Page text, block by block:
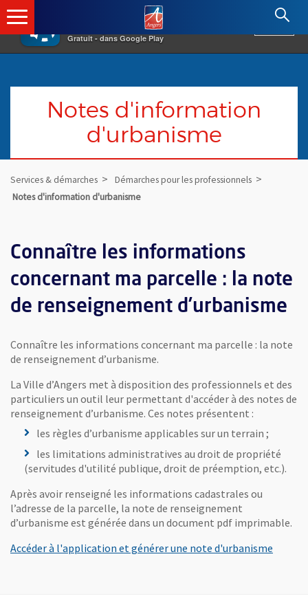
×
Gratuit - dans Google Play
Angers.fr : Retour à l'accueil
Notes d'information
d'urbanisme
Services & démarches
Démarches pour les professionnels
Notes d'information d'urbanisme
Connaître les informations
concernant ma parcelle : la note
de renseignement d’urbanisme
Connaître les informations concernant ma parcelle : la note
de renseignement d’urbanisme.
La Ville d’Angers met à disposition des professionnels et des
particuliers un outil leur permettant d'accéder à des notes de
renseignement d’urbanisme. Ces notes présentent :
les règles d’urbanisme applicables sur un terrain ;
les limitations administratives au droit de propriété
(servitudes d'utilité publique, droit de préemption, etc.).
Après avoir renseigné les informations cadastrales ou
l’adresse de la parcelle, la note de renseignement
d’urbanisme est générée dans un document pdf imprimable.
Accéder à l'application et générer une note d'urbanisme